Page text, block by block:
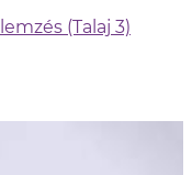
(Talaj 3)